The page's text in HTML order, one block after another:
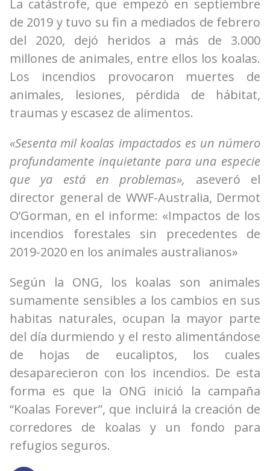
La catástrofe, que empezó en septiembre
de 2019 y tuvo su fin a mediados de febrero
del 2020, dejó heridos a más de 3.000
millones de animales, entre ellos los koalas.
Los incendios provocaron muertes de
animales, lesiones, pérdida de hábitat,
traumas y escasez de alimentos.
«Sesenta mil koalas impactados es un número
profundamente inquietante para una especie
que ya está en problemas», aseveró el
director general de WWF-Australia, Dermot
O’Gorman, en el informe: «Impactos de los
incendios forestales sin precedentes de
2019-2020 en los animales australianos»
Según la ONG, los koalas son animales
sumamente sensibles a los cambios en sus
habitas naturales, ocupan la mayor parte
del día durmiendo y el resto alimentándose
de hojas de eucaliptos, los cuales
desaparecieron con los incendios. De esta
forma es que la ONG inició la campaña
“Koalas Forever”, que incluirá la creación de
corredores de koalas y un fondo para
refugios seguros.